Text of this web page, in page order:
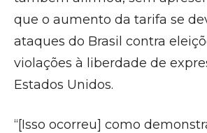
que o aumento da tarifa se
ataques do Brasil contra
violações à liberdade de
Estados Unidos.
“[Isso ocorreu] como